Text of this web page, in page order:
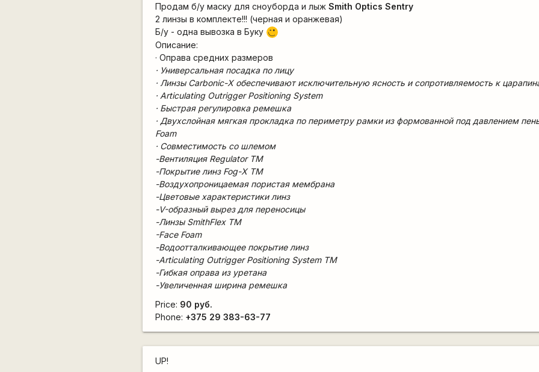
Продам б/у маску для сноуборда и лыжSmith Optics Sentry
2 линзы в комплекте!!! (черная и оранжевая)
Б/у - одна вывозка в Буку ;)
Описание:
· Оправа средних размеров
· Универсальная посадка по лицу
· Линзы Carbonic-X обеспечивают исключительную ясность и сопротивляемость к
· Articulating Outrigger Positioning System
· Быстрая регулировка ремешка
· Двухслойная мягкая прокладка по периметру рамки из формованной под давлением
Foam
· Совместимость со шлемом
-Вентиляция Regulator TM
-Покрытие линз Fog-X TM
-Воздухопроницаемая пористая мембрана
-Цветовые характеристики линз
-V-образный вырез для переносицы
-Линзы SmithFlex TM
-Face Foam
-Водоотталкивающее покрытие линз
-Articulating Outrigger Positioning System TM
-Гибкая оправа из уретана
-Увеличенная ширина ремешка
Price: 90 руб.
Phone: +375 29 383-63-77
UP!